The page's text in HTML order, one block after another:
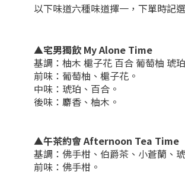
以下味道六種味道擇一，下單時記
▲宅男獨飲 My Alone Time
基調：柚木 槴子花 百合 葡萄柚 琥
前味：葡萄柚、槴子花。
中味：琥珀、百合。
後味：麝香、柚木。
▲午茶約會 Afternoon Tea Time
基調：佛手柑、伯爵茶、小蒼蘭、
前味：佛手柑。